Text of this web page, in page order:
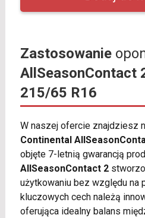
Zastosowanie
AllSeasonContact
215/65 R16
W naszej ofercie znajdziesz
Continental
objęte 7-letnią gwarancją
AllSeasonContact 2
użytkowaniu bez względu na
kluczowych cech należą
oferująca idealny balans